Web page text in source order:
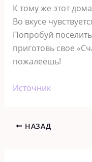
К тому же этот
Во вкусе
Попробуй
приготовь свое
пожалеешь!
Источник
НАЗАД